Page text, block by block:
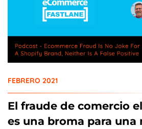
FEBRERO 2021
El fraude de comercio
es una broma para una